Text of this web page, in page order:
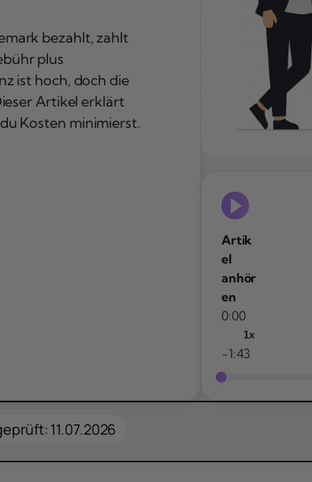
bezahlt, zahlt
plus
ist hoch, doch die
Artikel erklärt
Kosten minimierst.
Artik
el
anhör
en
0:00
1x
-1:43
11.07.2026